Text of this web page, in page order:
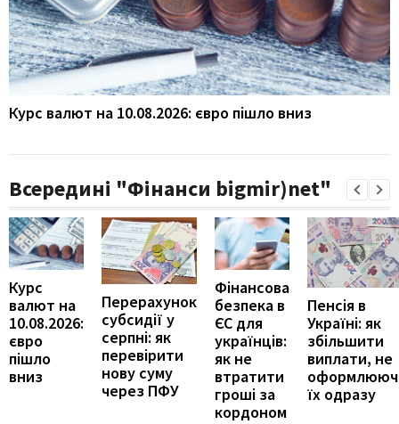
Курс валют на 10.08.2026: євро пішло вниз
Всередині "Фінанси bigmir)net"
Курс
валют на
10.08.2026:
євро
пішло
вниз
Перерахунок
субсидії у
серпні: як
перевірити
нову суму
через ПФУ
Фінансова
безпека в
ЄС для
українців:
як не
втратити
гроші за
кордоном
Пенсія в
Україні: як
збільшити
виплати, не
їх одразу